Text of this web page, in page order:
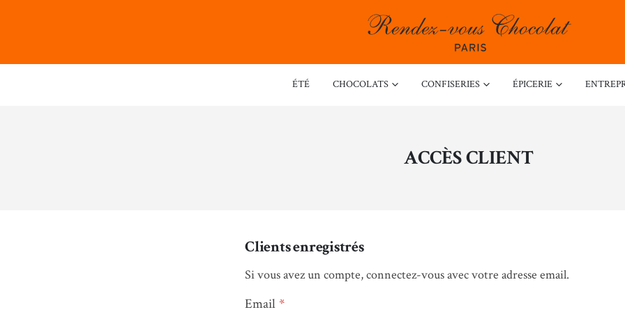
ÉTÉ CHOCOLATS CONFISERIES ÉPICERIE
ACCÈS CLIENT
Clients enregistrés
Si vous avez un compte, connectez-vous avec votre adresse email.
Email